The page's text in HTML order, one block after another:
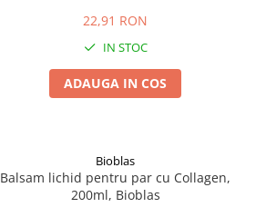
22,91 RON
IN STOC
ADAUGA IN COS
Bioblas
Balsam lichid pentru par cu Collagen,
200ml, Bioblas